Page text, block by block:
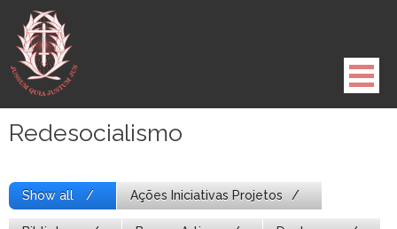
para
conteúdo
Redesocialismo
Show all Ações Iniciativas Projetos